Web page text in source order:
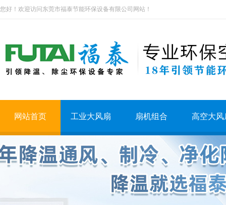
您好！欢迎访问东莞市福泰节能环保设备有限公司网站！
网站首页 工业大风扇 扇机组合 高空大风